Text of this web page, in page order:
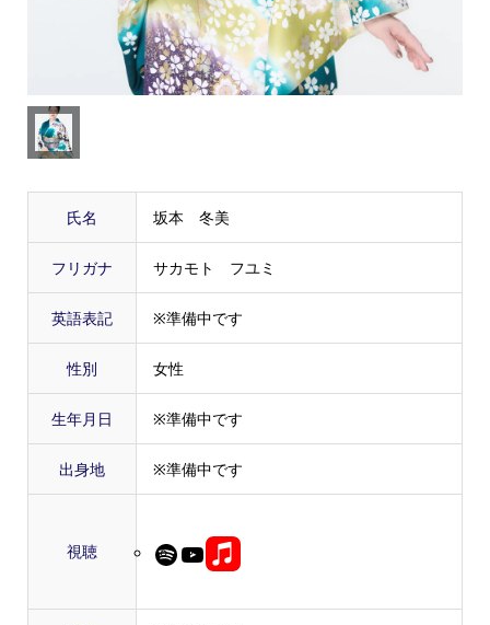
氏名 坂本 冬美
フリガナ サカモト フユミ
英語表記 ※準備中です
性別 女性
生年月日 ※準備中です
出身地 ※準備中です
視聴 SpotifyYouTube